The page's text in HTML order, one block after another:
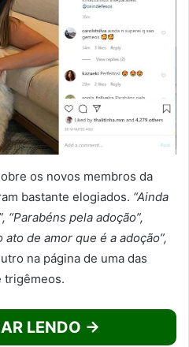
os novos membros da
bastante elogiados. “Ainda
“Parabéns pela adoção”,
ato de amor que é a adoção”,
na página de uma das
trigêmeos.
LENDO →